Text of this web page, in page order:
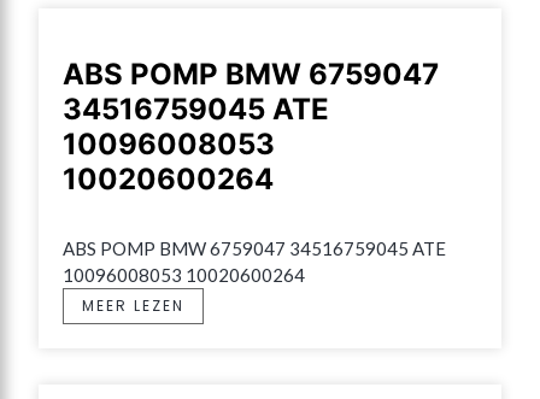
ABS POMP BMW 6759047
34516759045 ATE
10096008053
10020600264
ABS POMP BMW 6759047 34516759045 ATE
10096008053 10020600264
MEER LEZEN